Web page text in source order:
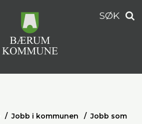
SØK
Jobb i kommunen
Jobb som